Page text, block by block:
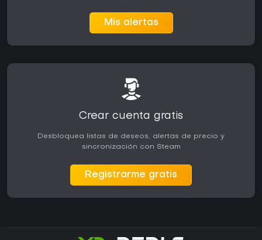
Mis alertas
Crear cuenta gratis
Desbloquea listas de deseos, alertas de precio y
sincronización con Steam
Registrarme gratis